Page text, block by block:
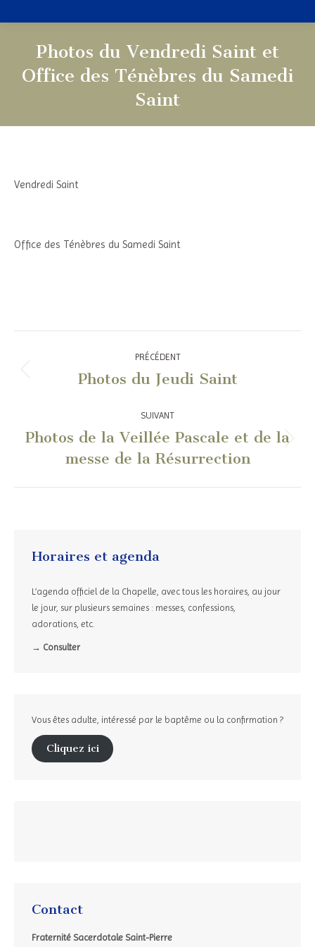
Photos du Vendredi Saint et
Office des Ténèbres du Samedi
Saint
Vendredi Saint
Office des Ténèbres du Samedi Saint
Navigation
article
PRÉCÉDENT
Article
:
Photos du Jeudi Saint
SUIVANT
Article
suivant
:
Photos de la Veillée Pascale et de la
messe de la Résurrection
Horaires et agenda
L’agenda officiel de la Chapelle, avec tous les horaires, au jour
le jour, sur plusieurs semaines : messes, confessions,
adorations, etc.
→ Consulter
Vous êtes adulte, intéressé par le baptême ou la confirmation ?
Cliquez ici
Contact
Fraternité Sacerdotale Saint-Pierre